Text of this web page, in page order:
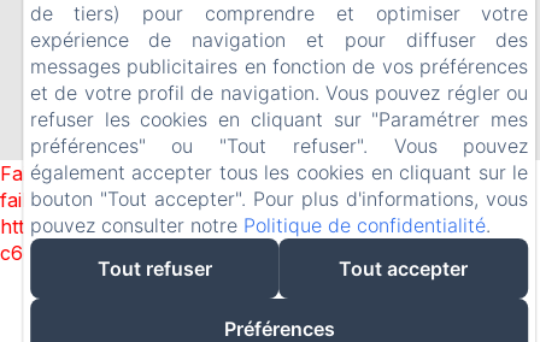
Créé par Amenitiz
Failed to load BookingEngine/index: Loading chunk 1322
failed. (missing:
https://d1cmur5l0xva3h.cloudfront.net/packs/1322-
c6e932f9d3d27b65-1bf7c4dc6a241241.js)
de tiers) pour comprendre et optimiser votre
expérience de navigation et pour diffuser des
messages publicitaires en fonction de vos préférences
et de votre profil de navigation. Vous pouvez régler ou
refuser les cookies en cliquant sur "Paramétrer mes
préférences" ou "Tout refuser". Vous pouvez
également accepter tous les cookies en cliquant sur le
bouton "Tout accepter". Pour plus d'informations, vous
pouvez consulter notre Politique de confidentialité.
Tout refuser
Tout accepter
Préférences